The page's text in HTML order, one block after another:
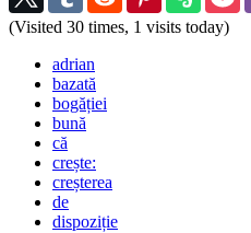
(Visited 30 times, 1 visits today)
adrian
bazată
bogăției
bună
că
crește:
creșterea
de
dispoziție